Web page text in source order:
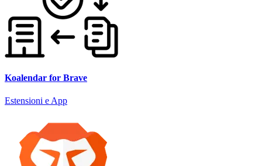
Koalendar for Brave
Estensioni e App